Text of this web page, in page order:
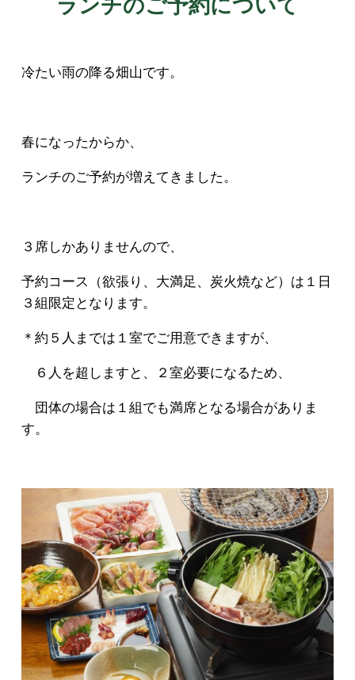
ランチのご予約について
冷たい雨の降る畑山です。
春になったからか、
ランチのご予約が増えてきました。
３席しかありませんので、
予約コース（欲張り、大満足、炭火焼など）は１日
３組限定となります。
＊約５人までは１室でご用意できますが、
６人を超しますと、２室必要になるため、
団体の場合は１組でも満席となる場合がありま
す。